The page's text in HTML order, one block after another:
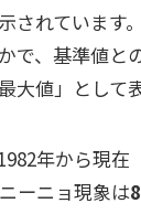
されています
で、基準値と
大値」として
年から現在
ーニョ現象は